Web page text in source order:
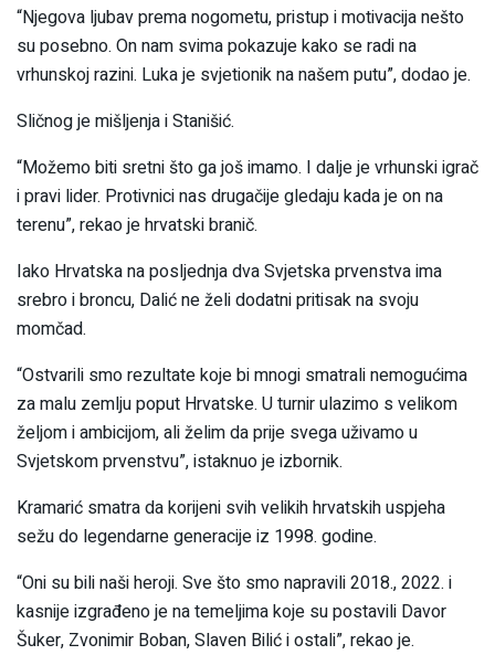
“Njegova ljubav prema nogometu, pristup i motivacija nešto
su posebno. On nam svima pokazuje kako se radi na
vrhunskoj razini. Luka je svjetionik na našem putu”, dodao je.
Sličnog je mišljenja i Stanišić.
“Možemo biti sretni što ga još imamo. I dalje je vrhunski igrač
i pravi lider. Protivnici nas drugačije gledaju kada je on na
terenu”, rekao je hrvatski branič.
Iako Hrvatska na posljednja dva Svjetska prvenstva ima
srebro i broncu, Dalić ne želi dodatni pritisak na svoju
momčad.
“Ostvarili smo rezultate koje bi mnogi smatrali nemogućima
za malu zemlju poput Hrvatske. U turnir ulazimo s velikom
željom i ambicijom, ali želim da prije svega uživamo u
Svjetskom prvenstvu”, istaknuo je izbornik.
Kramarić smatra da korijeni svih velikih hrvatskih uspjeha
sežu do legendarne generacije iz 1998. godine.
“Oni su bili naši heroji. Sve što smo napravili 2018., 2022. i
kasnije izgrađeno je na temeljima koje su postavili Davor
Šuker, Zvonimir Boban, Slaven Bilić i ostali”, rekao je.